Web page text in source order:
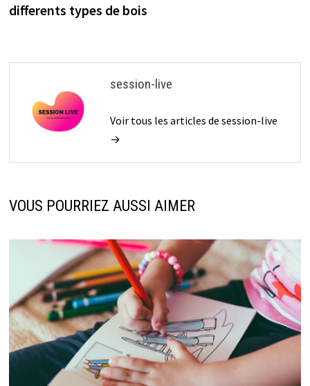
differents types de bois
session-live
Voir tous les articles de session-live
→
VOUS POURRIEZ AUSSI AIMER